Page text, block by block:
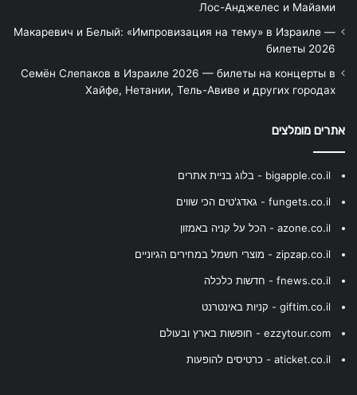
Лос-Анджелес и Майами
Макаревич и Белый: «Импровизация на тему» в Израиле —
билеты 2026
Семён Слепаков в Израиле 2026 — билеты на концерты в
Хайфе, Нетании, Тель-Авиве и других городах
אתרים מומלצים
bigapple.co.il - בלוג בניית אתרים
fungets.co.il - גאדג'טים הכי שווים
azone.co.il - הכל על קניה באמזון
zipzap.co.il - מוצרי חשמל במחירים הגיוניים
fnews.co.il - חדשות כלכלה
giftim.co.il - קניות באינטרנט
ezzytour.com - חופשות בארץ ובעולם
aticket.co.il - כרטיסים להופעות